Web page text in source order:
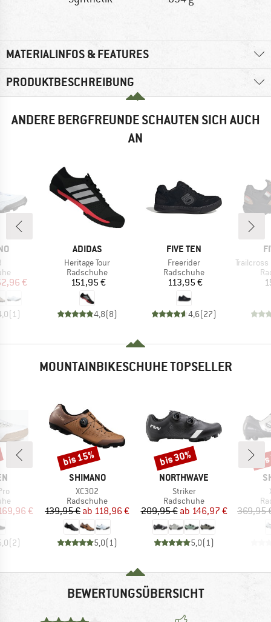
MATERIALINFOS & FEATURES
PRODUKTBESCHREIBUNG
ANDERE BERGFREUNDE SCHAUTEN SICH AUCH
AN
Preis
€
(1 )
MARKE
ADIDAS
Artikel
Heritage Tour
Produktgruppe
Radschuhe
Preis
151,95 €
4,8(8)
MARKE
FIVE TEN
Artikel
Freerider
Produktgruppe
Radschuhe
Preis
113,95 €
4,6(27)
Artikel
Trailcross Clip-In
MOUNTAINBIKESCHUHE TOPSELLER
Preis
€
(2)
MARKE
SHIMANO
Artikel
XC302
Produktgruppe
Radschuhe
Preis
139,95 € reduzierter Preis
ab 118,96 €
5,0(1)
Rabatt
bis 15%
MARKE
NORTHWAVE
Artikel
Striker
Produktgruppe
Radschuhe
Preis
209,95 € reduzierter Preis
ab 146,97 €
5,0(1)
Rabatt
bis 30%
369,95
BEWERTUNGSÜBERSICHT